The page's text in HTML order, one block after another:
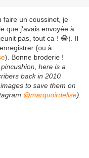
un coussinet, je
que j'avais envoyée à
pas, tout ca ! 😂). Il
(ou à
). Bonne broderie !
here is a
back in 2010
to save them on
@marquoirdelise).